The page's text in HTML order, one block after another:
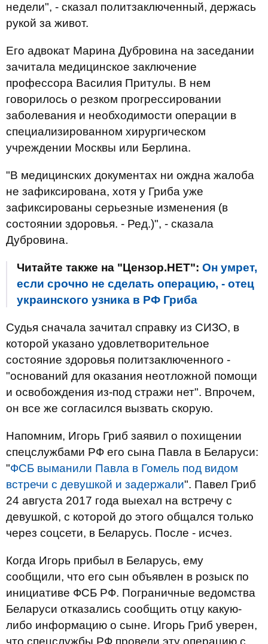
недели", - сказал политзаключенный, держась
рукой за живот.
Его адвокат Марина Дубровина на заседании
зачитала медицинское заключение
профессора Василия Притулы. В нем
говорилось о резком прогрессировании
заболевания и необходимости операции в
специализированном хирургическом
учреждении Москвы или Берлина.
"В медицинских документах ни ождна жалоба
не зафиксирована, хотя у Гриба уже
зафиксированы серьезные изменения (в
состоянии здоровья. - Ред.)", - сказала
Дубровина.
Читайте также на "Цензор.НЕТ": Он умрет,
если срочно не сделать операцию, - отец
украинского узника в РФ Гриба
Судья сначала зачитал справку из СИЗО, в
которой указано удовлетворительное
состояние здоровья политзаключенного -
"оснований для оказания неотложной помощи
и освобождения из-под стражи нет". Впрочем,
он все же согласился вызвать скорую.
Напомним, Игорь Гриб заявил о похищении
спецслужбами РФ его сына Павла в Беларуси:
"ФСБ выманили Павла в Гомель под видом
встречи с девушкой и задержали". Павел Гриб
24 августа 2017 года выехал на встречу с
девушкой, с которой до этого общался только
через соцсети, в Беларусь. После - исчез.
Когда Игорь прибыл в Беларусь, ему
сообщили, что его сын объявлен в розыск по
инициативе ФСБ РФ. Пограничные ведомства
Беларуси отказались сообщить отцу какую-
либо информацию о сыне. Игорь Гриб уверен,
что спецслужбы РФ провели эту операцию с